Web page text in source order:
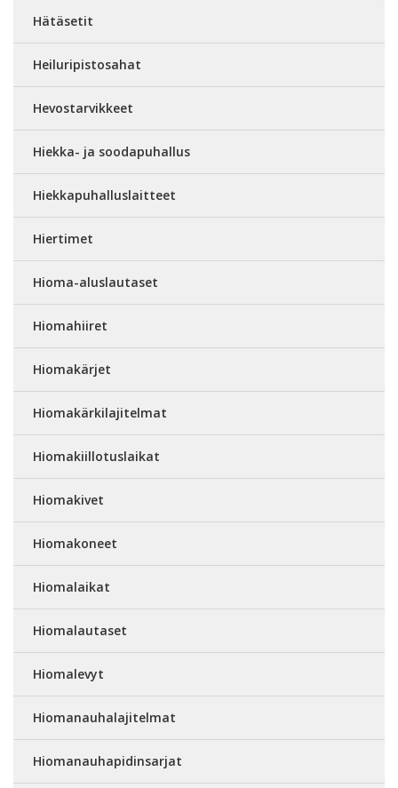
Hätäsetit
Heiluripistosahat
Hevostarvikkeet
Hiekka- ja soodapuhallus
Hiekkapuhalluslaitteet
Hiertimet
Hioma-aluslautaset
Hiomahiiret
Hiomakärjet
Hiomakärkilajitelmat
Hiomakiillotuslaikat
Hiomakivet
Hiomakoneet
Hiomalaikat
Hiomalautaset
Hiomalevyt
Hiomanauhalajitelmat
Hiomanauhapidinsarjat